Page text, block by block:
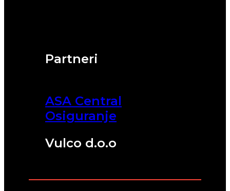
Partneri
ASA Central
Osiguranje
Vulco d.o.o